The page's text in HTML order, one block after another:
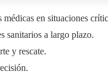
en situaciones
sanitarios a largo plazo.
y rescate.